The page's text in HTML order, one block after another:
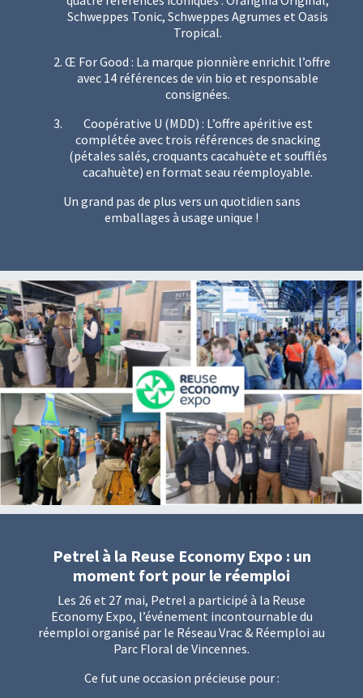
Schweppes Tonic, Schweppes Agrumes et Oasis
Tropical.
Œ For Good : La marque pionnière enrichit l’offre
avec 14 références de vin bio et responsable
consignées.
Coopérative U (MDD) : L’offre apéritive est
complétée avec trois références de snacking
(pétales salés, croquants cacahuète et soufflés
cacahuète) en format seau réemployable.
Un grand pas de plus vers un quotidien sans
emballages à usage unique !
Petrel à la Reuse Economy Expo : un
moment fort pour le réemploi
Les 26 et 27 mai, Petrel a participé à la Reuse
Economy Expo, l’événement incontournable du
réemploi organisé par le Réseau Vrac & Réemploi au
Parc Floral de Vincennes.
Ce fut une occasion précieuse pour :